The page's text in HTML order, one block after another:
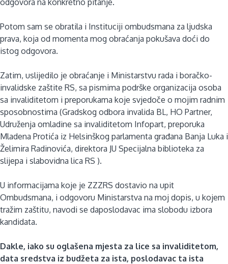
Potom sam se obratila i Instituciji ombudsmana za ljudska
prava, koja od momenta mog obraćanja pokušava doći do
istog odgovora.
Zatim, uslijedilo je obraćanje i Ministarstvu rada i boračko-
invalidske zaštite RS, sa pismima podrške organizacija osoba
sa invaliditetom i preporukama koje svjedoče o mojim radnim
sposobnostima (Gradskog odbora invalida BL, HO Partner,
Udruženja omladine sa invaliditetom Infopart, preporuka
Mladena Protića iz Helsinškog parlamenta građana Banja Luka i
Želimira Radinovića, direktora JU Specijalna biblioteka za
slijepa i slabovidna lica RS ).
U informacijama koje je ZZZRS dostavio na upit
Ombudsmana, i odgovoru Ministarstva na moj dopis, u kojem
tražim zaštitu, navodi se daposlodavac ima slobodu izbora
kandidata.
Dakle, iako su oglašena mjesta za lice sa invaliditetom,
data sredstva iz budžeta za ista, poslodavac ta ista